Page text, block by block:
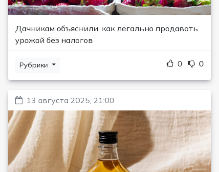
Дачникам объяснили, как легально продавать
урожай без налогов
Рубрики 0 0
13 августа 2025, 21:00